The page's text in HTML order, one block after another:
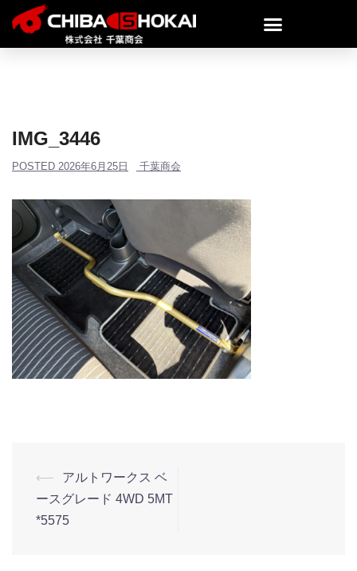
IMG_3446
POSTED 2026年6月25日 千葉商会
⟵
アルトワークス ベ
ースグレード 4WD 5MT
*5575